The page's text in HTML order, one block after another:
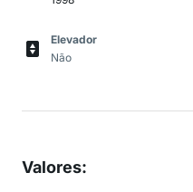
Elevador
Não
Valores: